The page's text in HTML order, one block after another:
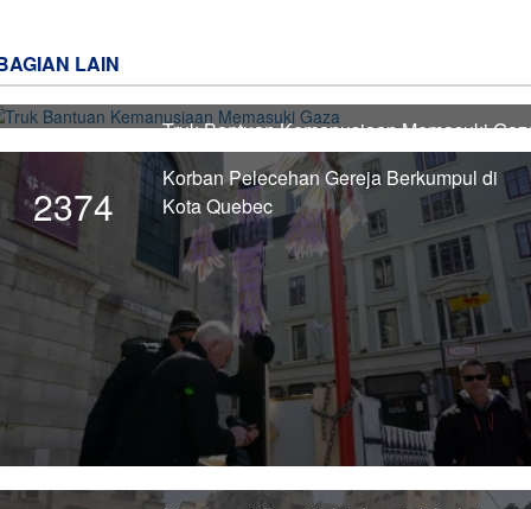
LAIN
2375
Truk Bantuan Kemanusiaan Memasuki
2374
Korban Pelecehan Gereja Berkumpul di
Kota Quebec